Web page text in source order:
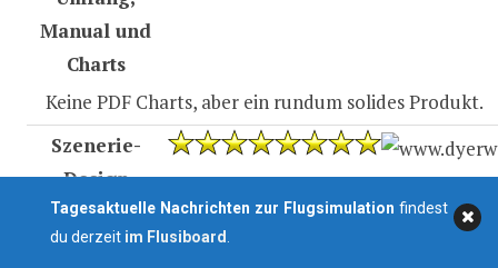
Manual und
Charts
Keine PDF Charts, aber ein rundum solides Produkt.
Szenerie-
Design
Ist dem Entwickler sehr gut gelungen, hier und da
besteht aber noch nachbesserungs Bedarf.
Tagesaktuelle Nachrichten zur Flugsimulation findest
du derzeit im Flusiboard